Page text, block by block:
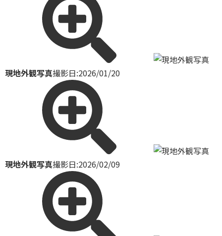
現地外観写真撮影日:2026/01/20
現地外観写真撮影日:2026/02/09